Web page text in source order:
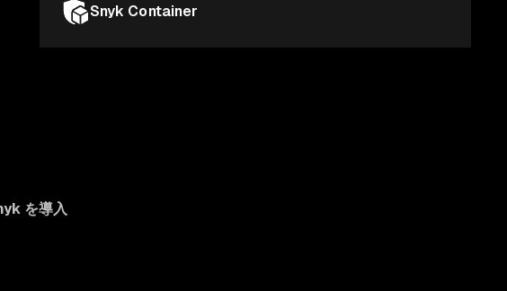
Snyk Container
を導入